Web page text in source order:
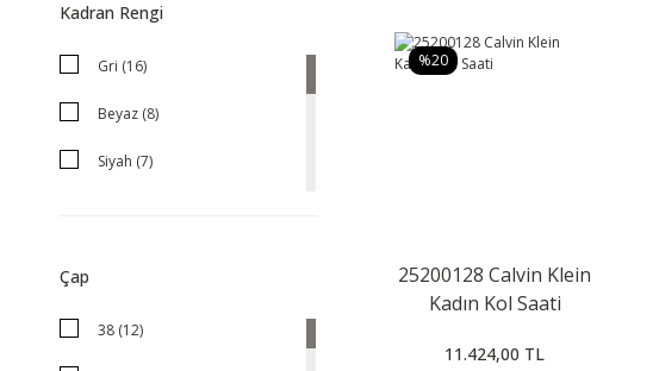
Kadran Rengi
Gri (16)
Beyaz (8)
Siyah (7)
Çap
38 (12)
%20
25200128 Calvin Klein
Kadın Kol Saati
11.424,00 TL